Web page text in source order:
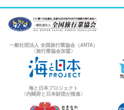
一般社団法人 全国旅行業協会（ANTA）
〈旅行業協会加盟〉
海と日本プロジェクト
〈内閣府と日本財団が推進〉